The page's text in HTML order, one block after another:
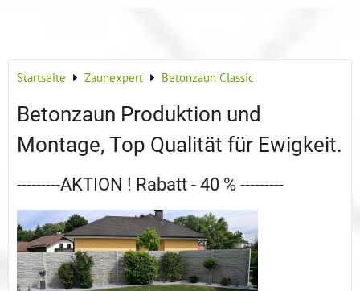
Startseite Zaunexpert Betonzaun Classic
Betonzaun Produktion und
Montage, Top Qualität für Ewigkeit.
---------AKTION ! Rabatt - 40 % ---------